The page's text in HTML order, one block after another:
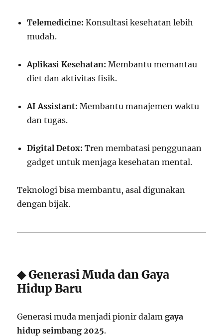
Telemedicine: Konsultasi kesehatan lebih
mudah.
Aplikasi Kesehatan: Membantu memantau
diet dan aktivitas fisik.
AI Assistant: Membantu manajemen waktu
dan tugas.
Digital Detox: Tren membatasi penggunaan
gadget untuk menjaga kesehatan mental.
Teknologi bisa membantu, asal digunakan
dengan bijak.
◆ Generasi Muda dan Gaya
Hidup Baru
Generasi muda menjadi pionir dalamgaya
hidup seimbang 2025.